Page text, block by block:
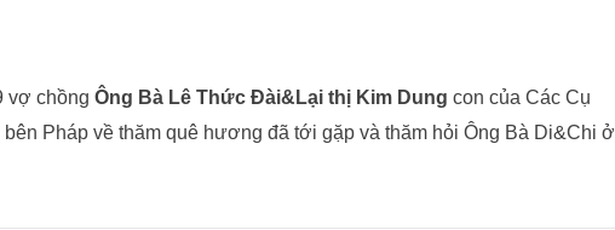
vợ chồng Ông Bà Lê Thức Đài&Lại thị Kim Dung con của Các Cụ
Pháp về thăm quê hương đã tới gặp và thăm hỏi Ông Bà Di&Chi ở